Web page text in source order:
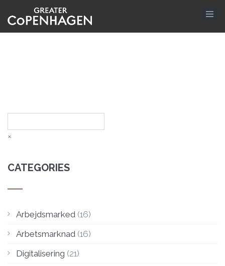
to
main
×
CATEGORIES
Arbejdsmarked (16)
Arbetsmarknad (16)
Digitalisering (21)